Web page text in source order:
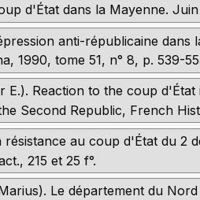
d'État dans la Mayenne.
anti-républicaine
1990, tome 51, n° 8, p. 539-
E.). Reaction to the coup
Second Republic, French
au coup d'État du 2
215 et 25 f°.
Le département du